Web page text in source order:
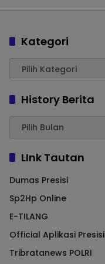
Kategori
History Berita
LInk Tautan
Dumas Presisi
Sp2Hp Online
E-TILANG
Official Aplikasi Presisi
Tribratanews POLRI